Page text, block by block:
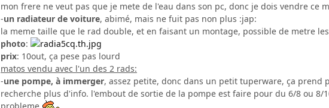
mon frere ne veut pas que je mete de l'eau dans son pc, donc je dois vendre ce
-un radiateur de voiture, abimé, mais ne fuit pas non plus :jap:
la meme taille que le rad double, et en faisant un montage, possible de metre
photo:
prix: 10out, ça pese pas lourd
matos vendu avec l'un des 2 rads:
-une pompe, à immerger, assez petite, donc dans un petit tuperware, ça prend
recherche plus d'info. l'embout de sortie de la pompe est faire pour du 6/8 ou